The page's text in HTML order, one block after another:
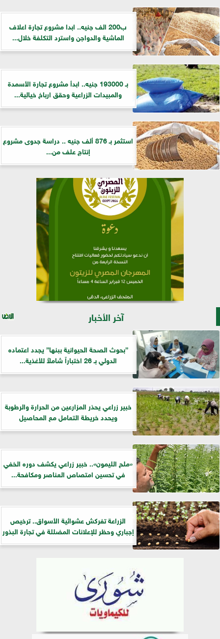
ب200 الف جنيه.. ابدا مشروع تجارة اعلاف
الماشية والدواجن واسترد التكلفة خلال...
بـ 193000 جنيه.. ابدأ مشروع تجارة الأسمدة
والمبيدات الزراعية وحقق ارباخ خيالية...
استثمر بـ 876 ألف جنيه .. دراسة جدوى مشروع
إنتاج علف من...
آخر الأخبار
”بحوث الصحة الحيوانية ببنها” يجدد اعتماده
الدولي بـ 26 اختباراً شاملاً للأغذية...
خبير زراعي يحذر المزارعين من الحرارة والرطوبة
ويحدد خريطة التعامل مع المحاصيل
«ملح الليمون».. خبير زراعي يكشف دوره الخفي
في تحسين امتصاص العناصر ومكافحة...
الزراعة تفركش عشوائية الأسواق.. ترخيص
إجباري وحظر للإعلانات المضللة في تجارة البذور